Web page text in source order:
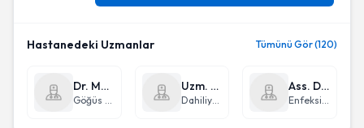
Hastanedeki Uzmanlar Tümünü Gör (120)
Dr. Mehmet Aşkın
Göğüs Cerrahisi
Uzm. Dr. Gize Acar Erdoğan
Dahiliye - İç Hastalıkları
Ass. Dr. Tennure Ceylan
Enfeksiyon Hastalıkları ve Klinik Mikrobiyoloji